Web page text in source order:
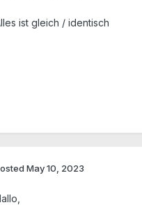
ist gleich / identisch
May 10, 2023